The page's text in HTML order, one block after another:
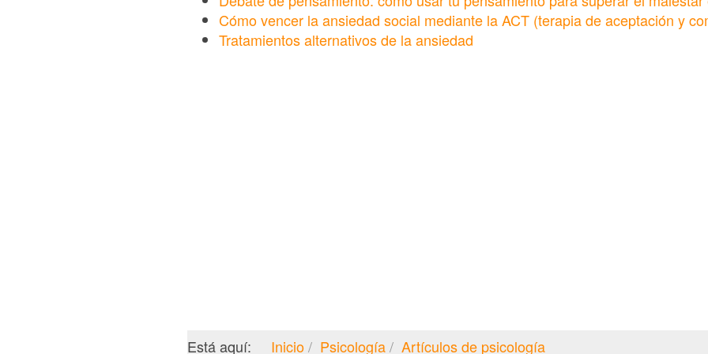
Cómo vencer la ansiedad social mediante la ACT (terapia de aceptación y
Tratamientos alternativos de la ansiedad
Está aquí: Inicio Psicología Artículos de psicología